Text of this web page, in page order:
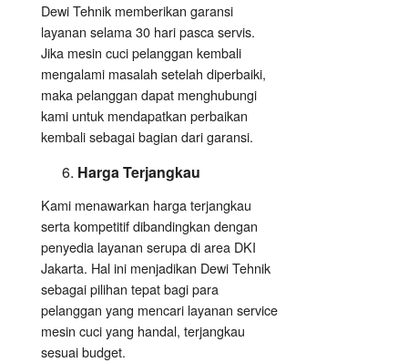
Dewi Tehnik memberikan garansi
layanan selama 30 hari pasca servis.
Jika mesin cuci pelanggan kembali
mengalami masalah setelah diperbaiki,
maka pelanggan dapat menghubungi
kami untuk mendapatkan perbaikan
kembali sebagai bagian dari garansi.
Harga Terjangkau
Kami menawarkan harga terjangkau
serta kompetitif dibandingkan dengan
penyedia layanan serupa di area DKI
Jakarta. Hal ini menjadikan Dewi Tehnik
sebagai pilihan tepat bagi para
pelanggan yang mencari layanan service
mesin cuci yang handal, terjangkau
sesuai budget.